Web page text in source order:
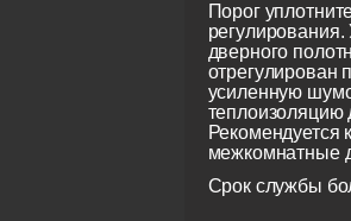
Порог
регулирования.
дверного
отрегулирован
усиленную
теплоизоляцию
Рекомендуется
межкомнатные
Срок службы